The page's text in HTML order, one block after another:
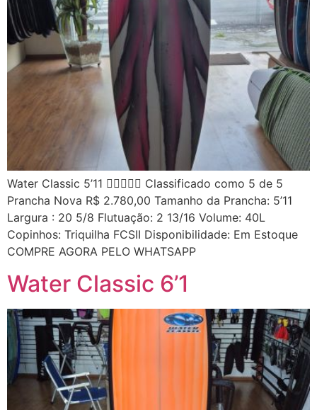
Water Classic 5’11  Classificado como 5 de 5
Prancha Nova R$ 2.780,00 Tamanho da Prancha: 5’11
Largura : 20 5/8 Flutuação: 2 13/16 Volume: 40L
Copinhos: Triquilha FCSII Disponibilidade: Em Estoque
COMPRE AGORA PELO WHATSAPP
Water Classic 6’1